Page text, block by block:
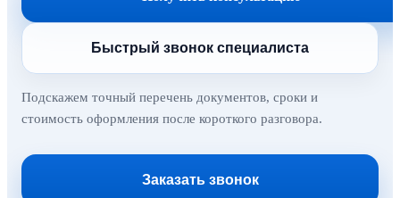
Быстрый звонок специалиста
Подскажем точный перечень документов, сроки и
стоимость оформления после короткого разговора.
Заказать звонок